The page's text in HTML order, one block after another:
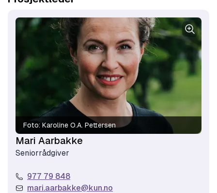
Foto: Karoline O.A. Pettersen
Mari Aarbakke
Seniorrådgiver
977 79 848
mari.aarbakke@kun.no